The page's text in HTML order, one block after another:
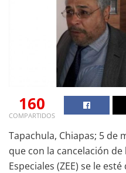
160
COMPARTIDOS
Tapachula, Chiapas; 5 de
que con la cancelación de
Especiales (ZEE) se le